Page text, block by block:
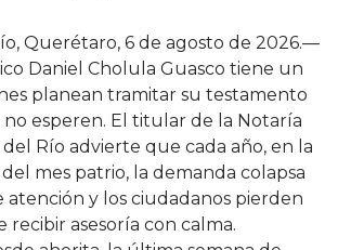
Querétaro, 6 de agosto de 2026.—
Daniel Cholula Guasco tiene un
planean tramitar su testamento
esperen. El titular de la Notaría
del Río advierte que cada año, en la
mes patrio, la demanda colapsa
atención y los ciudadanos pierden
recibir asesoría con calma.